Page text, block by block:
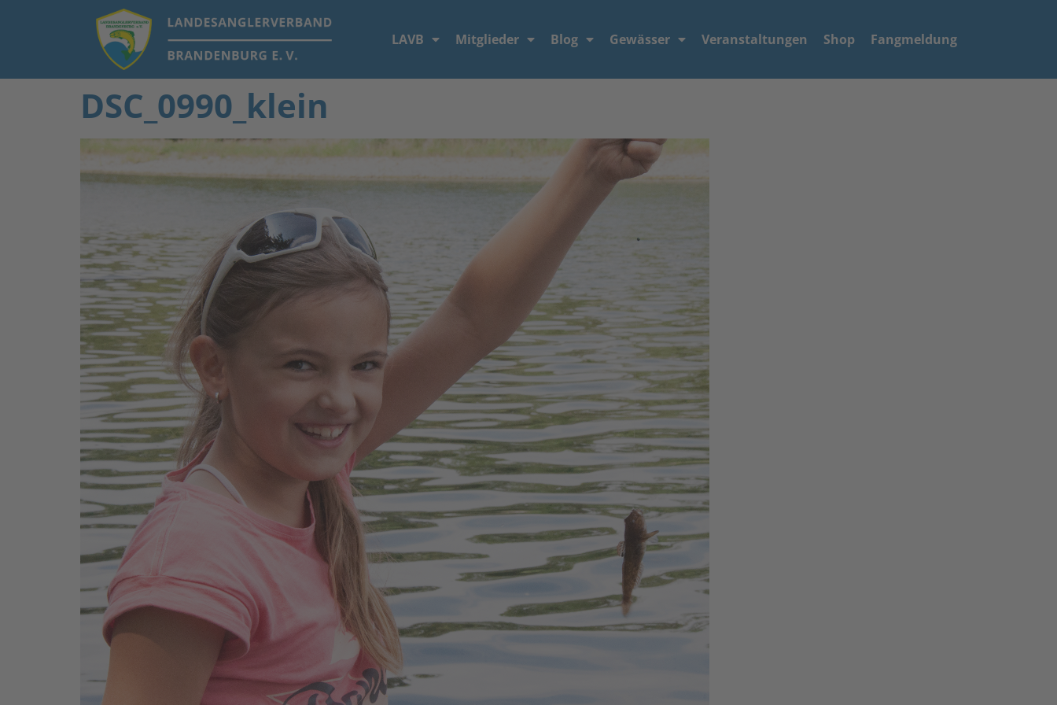
LAVB Mitglieder Blog Gewässer Veranstaltungen Shop Fangmeldung
DSC_0990_klein